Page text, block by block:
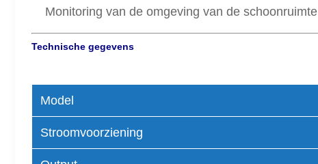
Monitoring van de omgeving van de schoonruimte
Technische gegevens
Model
Stroomvoorziening